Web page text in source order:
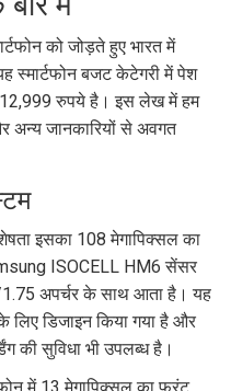
को जोड़ते हुए भारत में
स्मार्टफोन बजट केटेगरी में पेश
रुपये है। इस लेख में हम
अन्य जानकारियों से अवगत
इसका 108 मेगापिक्सल का
ISOCELL HM6 सेंसर
अपर्चर के साथ आता है। यह
लिए डिजाइन किया गया है और
की सुविधा भी उपलब्ध है।